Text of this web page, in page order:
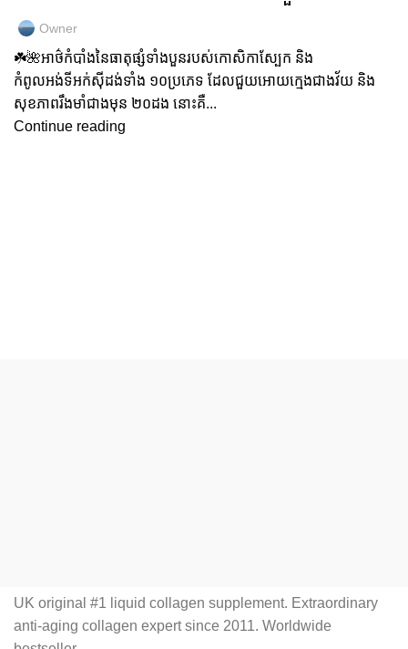
Owner
☘️🌺អាថ៌កំបាំងនៃធាតុផ្សំទាំងបួនរបស់កោសិកាស្បែក និង
កំពូលអង់ទីអក់សុីដង់ទាំង ១០ប្រភេទ ដែលជួយអោយក្មេងជាងវ័យ និង
សុខភាពរឹងមាំជាងមុន ២០ដង នោះគឺ...
Continue reading
UK original #1 liquid collagen supplement. Extraordinary
anti-aging collagen expert since 2011. Worldwide